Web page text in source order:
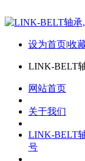
设为首页|收
LINK-BELT
网站首页
关于我们
LINK-BELT
号